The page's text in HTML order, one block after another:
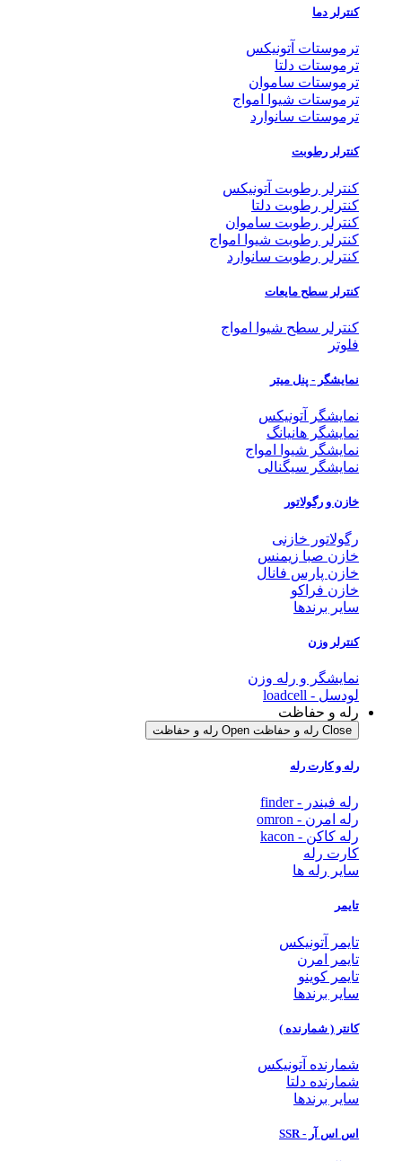
کنترلر دما
ترموستات آتونیکس
ترموستات دلتا
ترموستات ساموان
ترموستات شیوا امواج
ترموستات سانوارد
کنترلر رطوبت
کنترلر رطوبت آتونیکس
کنترلر رطوبت دلتا
کنترلر رطوبت ساموان
کنترلر رطوبت شیوا امواج
کنترلر رطوبت سانوارد
کنترلر سطح مایعات
کنترلر سطح شیوا امواج
فلوتر
نمایشگر - پنل میتر
نمایشگر آتونیکس
نمایشگر هانیانگ
نمایشگر شیوا امواج
نمایشگر سیگنالی
خازن و رگولاتور
رگولاتور خازنی
خازن صبا زیمنس
خازن پارس فانال
خازن فراکو
سایر برندها
کنترلر وزن
نمایشگر و رله وزن
لودسل - loadcell
رله و حفاظت
Close رله و حفاظت Open رله و حفاظت
رله و کارت رله
رله فیندر - finder
رله امرن - omron
رله کاکن - kacon
کارت رله
سایر رله ها
تایمر
تایمر آتونیکس
تایمر امرن
تایمر کوینو
سایر برندها
کانتر ( شمارنده )
شمارنده آتونیکس
شمارنده دلتا
سایر برندها
اس اس آر - SSR